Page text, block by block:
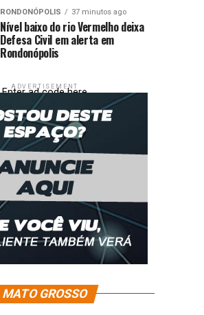
RONDONÓPOLIS 37 minutos ago
Nível baixo do rio Vermelho deixa
Defesa Civil em alerta em
Rondonópolis
ADVERTISEMENT
Enter ad code here
MATO GROSSO